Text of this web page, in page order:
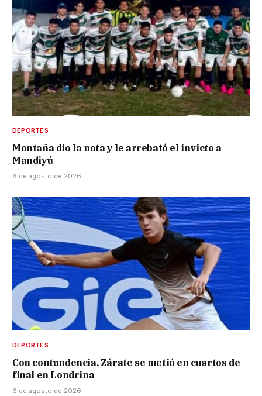
DEPORTES
Montaña dio la nota y le arrebató el invicto a
Mandiyú
6 de agosto de 2026
DEPORTES
Con contundencia, Zárate se metió en cuartos de
final en Londrina
6 de agosto de 2026